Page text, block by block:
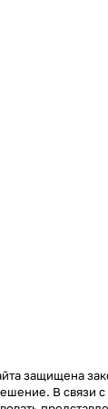
защищена
В связи